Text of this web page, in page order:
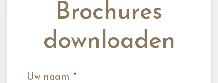
Brochures
downloaden
Uw naam *